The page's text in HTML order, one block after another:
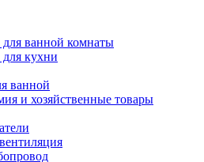
ванной комнаты
кухни
ванной
и хозяйственные товары